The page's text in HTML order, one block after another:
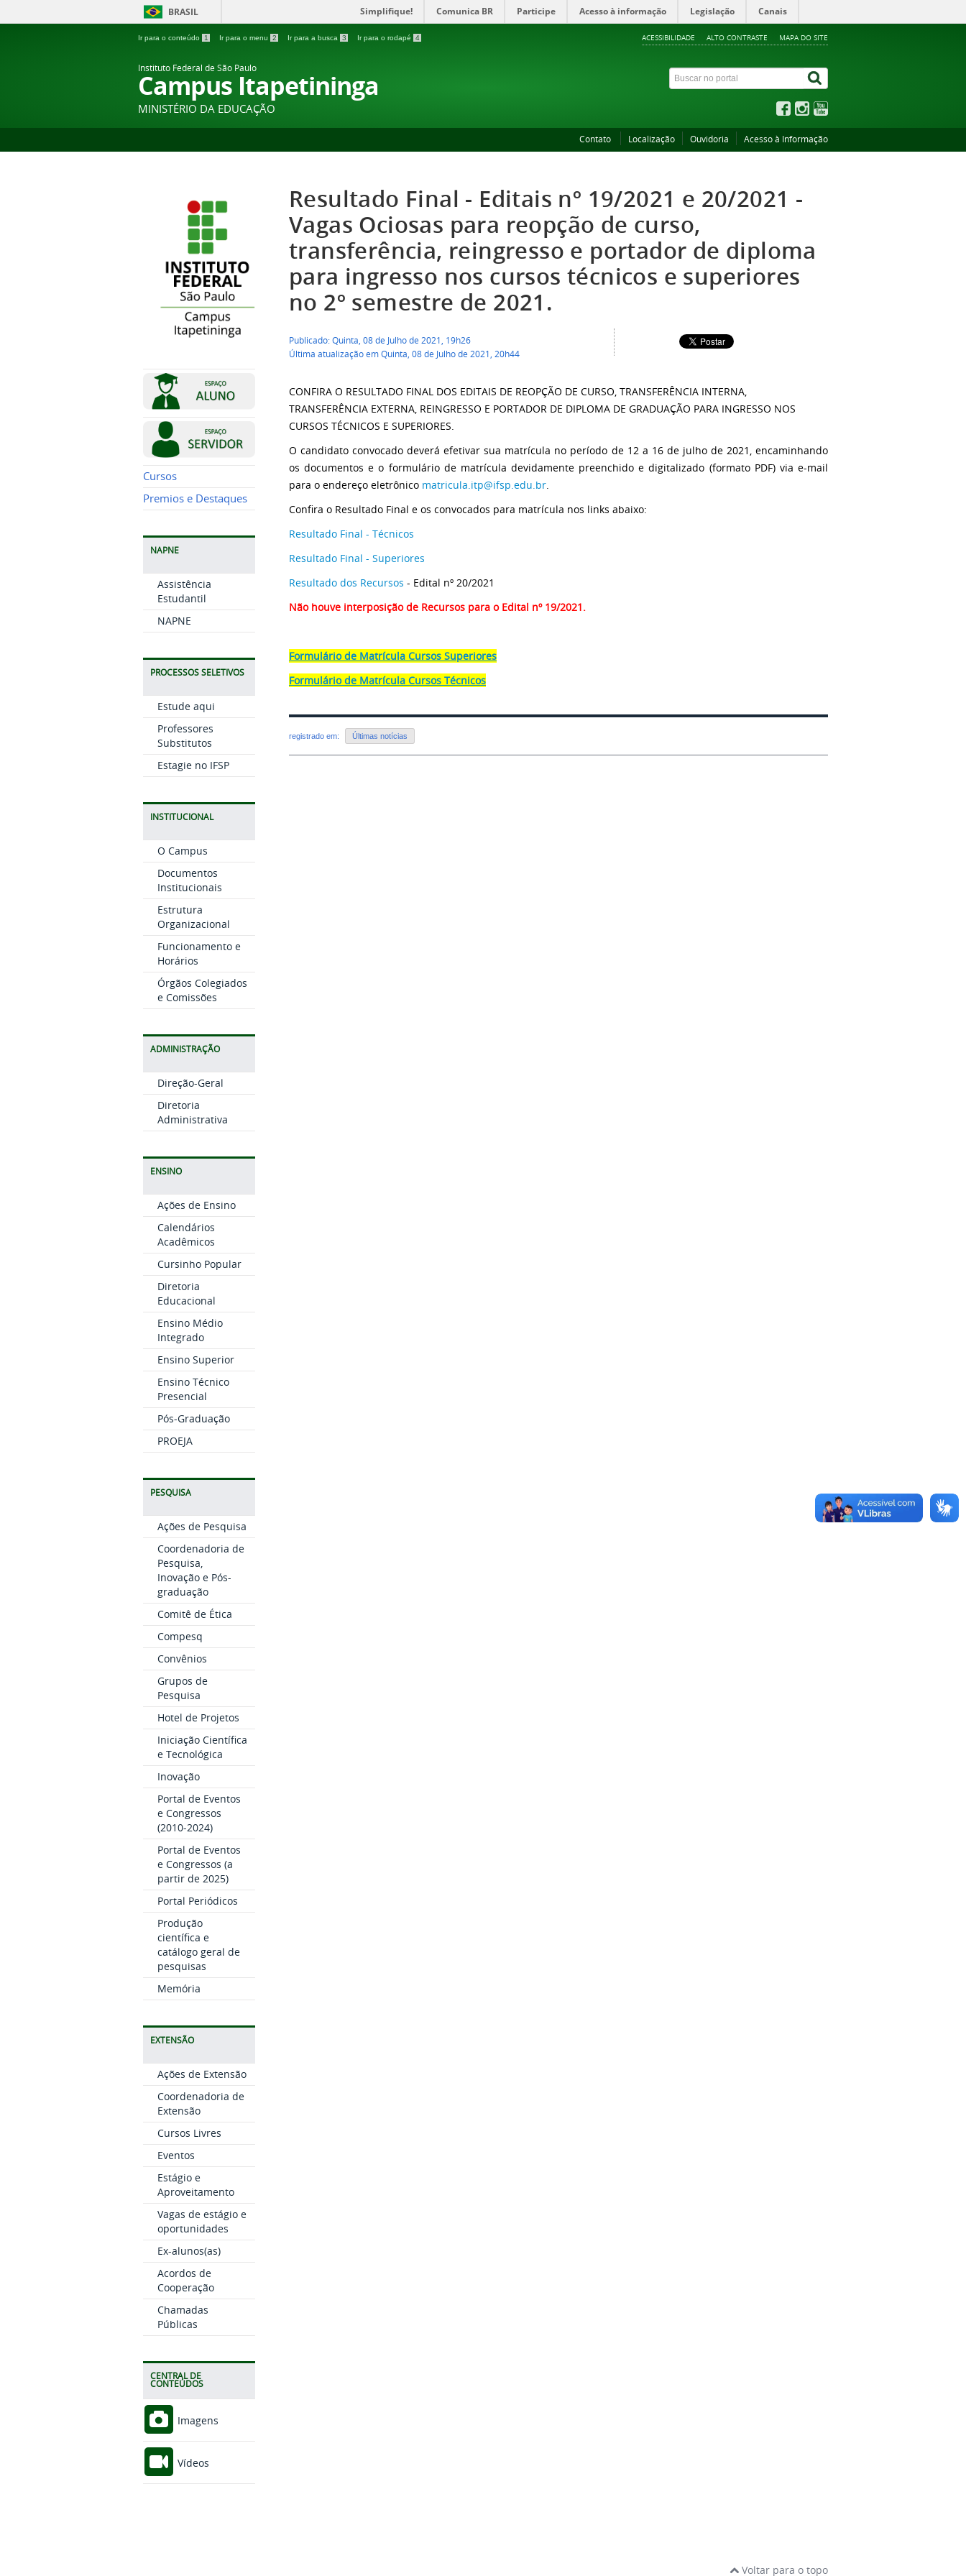
BRASIL Simplifique! Comunica BR Participe Acesso à informação Legislação Canais
Ir para o conteúdo 1 Ir para o menu 2 Ir para a busca 3 Ir para o rodapé 4 ACESSIBILIDADE ALTO CONTRASTE MAPA DO SITE
Instituto Federal de São Paulo
Campus Itapetininga
MINISTÉRIO DA EDUCAÇÃO
Contato Localização Ouvidoria Acesso à Informação
Cursos
Premios e Destaques
NAPNE
Assistência
Estudantil
NAPNE
PROCESSOS SELETIVOS
Estude aqui
Professores
Substitutos
Estagie no IFSP
INSTITUCIONAL
O Campus
Documentos
Institucionais
Estrutura
Organizacional
Funcionamento e
Horários
Órgãos Colegiados
e Comissões
ADMINISTRAÇÃO
Direção-Geral
Diretoria
Administrativa
ENSINO
Ações de Ensino
Calendários
Acadêmicos
Cursinho Popular
Diretoria
Educacional
Ensino Médio
Integrado
Ensino Superior
Ensino Técnico
Presencial
Pós-Graduação
PROEJA
PESQUISA
Ações de Pesquisa
Coordenadoria de
Pesquisa,
Inovação e Pós-
graduação
Comitê de Ética
Compesq
Convênios
Grupos de
Pesquisa
Hotel de Projetos
Iniciação Científica
e Tecnológica
Inovação
Portal de Eventos
e Congressos
(2010-2024)
Portal de Eventos
e Congressos (a
partir de 2025)
Portal Periódicos
Produção
científica e
catálogo geral de
pesquisas
Memória
EXTENSÃO
Ações de Extensão
Coordenadoria de
Extensão
Cursos Livres
Eventos
Estágio e
Aproveitamento
Vagas de estágio e
oportunidades
Ex-alunos(as)
Acordos de
Cooperação
Chamadas
Públicas
CENTRAL DE
CONTEÚDOS
Imagens
Vídeos
Resultado Final - Editais nº 19/2021 e 20/2021 -
Vagas Ociosas para reopção de curso,
transferência, reingresso e portador de diploma
para ingresso nos cursos técnicos e superiores
no 2º semestre de 2021.
Publicado: Quinta, 08 de Julho de 2021, 19h26
Última atualização em Quinta, 08 de Julho de 2021, 20h44
CONFIRA O RESULTADO FINAL DOS EDITAIS DE REOPÇÃO DE CURSO, TRANSFERÊNCIA INTERNA,
TRANSFERÊNCIA EXTERNA, REINGRESSO E PORTADOR DE DIPLOMA DE GRADUAÇÃO PARA INGRESSO NOS
CURSOS TÉCNICOS E SUPERIORES.
O candidato convocado deverá efetivar sua matrícula no período de 12 a 16 de julho de 2021, encaminhando
os documentos e o formulário de matrícula devidamente preenchido e digitalizado (formato PDF) via e-mail
para o endereço eletrônico matricula.itp@ifsp.edu.br.
Confira o Resultado Final e os convocados para matrícula nos links abaixo:
Resultado Final - Técnicos
Resultado Final - Superiores
Resultado dos Recursos - Edital nº 20/2021
Não houve interposição de Recursos para o Edital nº 19/2021.
Formulário de Matrícula Cursos Superiores
Formulário de Matrícula Cursos Técnicos
registrado em: Últimas notícias
Voltar para o topo